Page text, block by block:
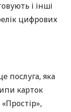
і інші
цифрових
послуга, яка
карток